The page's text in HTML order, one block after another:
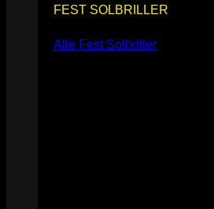
FEST SOLBRILLER
Alle Fest Solbriller